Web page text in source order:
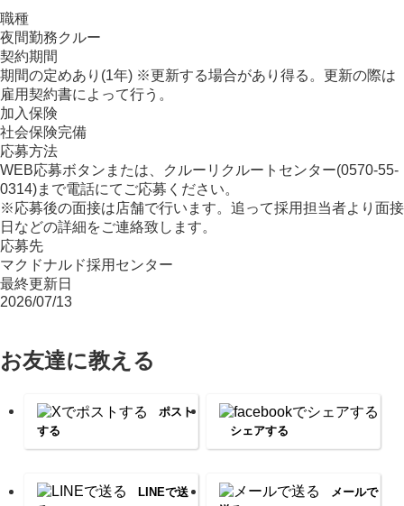
職種
夜間勤務クルー
契約期間
期間の定めあり(1年) ※更新する場合があり得る。更新の際は
雇用契約書によって行う。
加入保険
社会保険完備
応募方法
WEB応募ボタンまたは、クルーリクルートセンター(0570-55-
0314)まで電話にてご応募ください。
※応募後の面接は店舗で行います。追って採用担当者より面接
日などの詳細をご連絡致します。
応募先
マクドナルド採用センター
最終更新日
2026/07/13
お友達に教える
ポスト
する
シェアする
LINEで送
メールで